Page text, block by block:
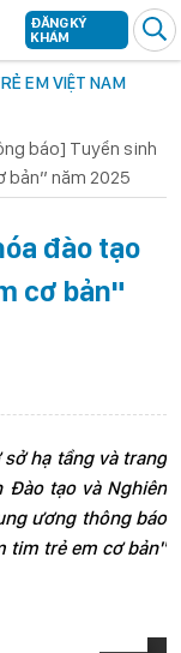
EM VIỆT NAM
ĐĂNG KÝ
KHÁM
báo] Tuyển sinh
bản” năm 2025
đào tạo
cơ bản"
hạ tầng và trang
Đào tạo và Nghiên
ương thông báo
tim trẻ em cơ bản"